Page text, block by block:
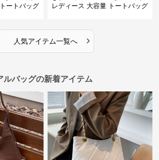
ートバッグ
レディース 大容量 トートバッグ
人気アイテム一覧へ ›
ルバッグの新着アイテム